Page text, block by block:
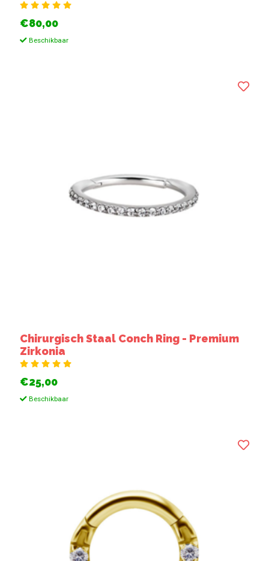
€80,00
Beschikbaar
Chirurgisch Staal Conch Ring - Premium
Zirkonia
€25,00
Beschikbaar